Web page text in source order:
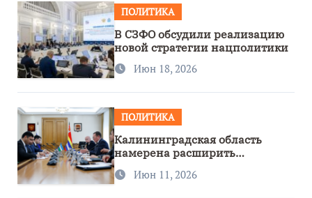
ПОЛИТИКА
В СЗФО обсудили реализацию
новой стратегии нацполитики
Июн 18, 2026
ПОЛИТИКА
Калининградская область
намерена расширить
сотрудничество с Узбекистаном
Июн 11, 2026